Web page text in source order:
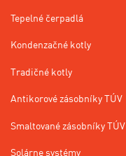
Tepelné čerpadlá
Kondenzačné kotly
Tradičné kotly
Antikorové zásobníky TÚV
Smaltované zásobníky TÚV
Solárne systémy